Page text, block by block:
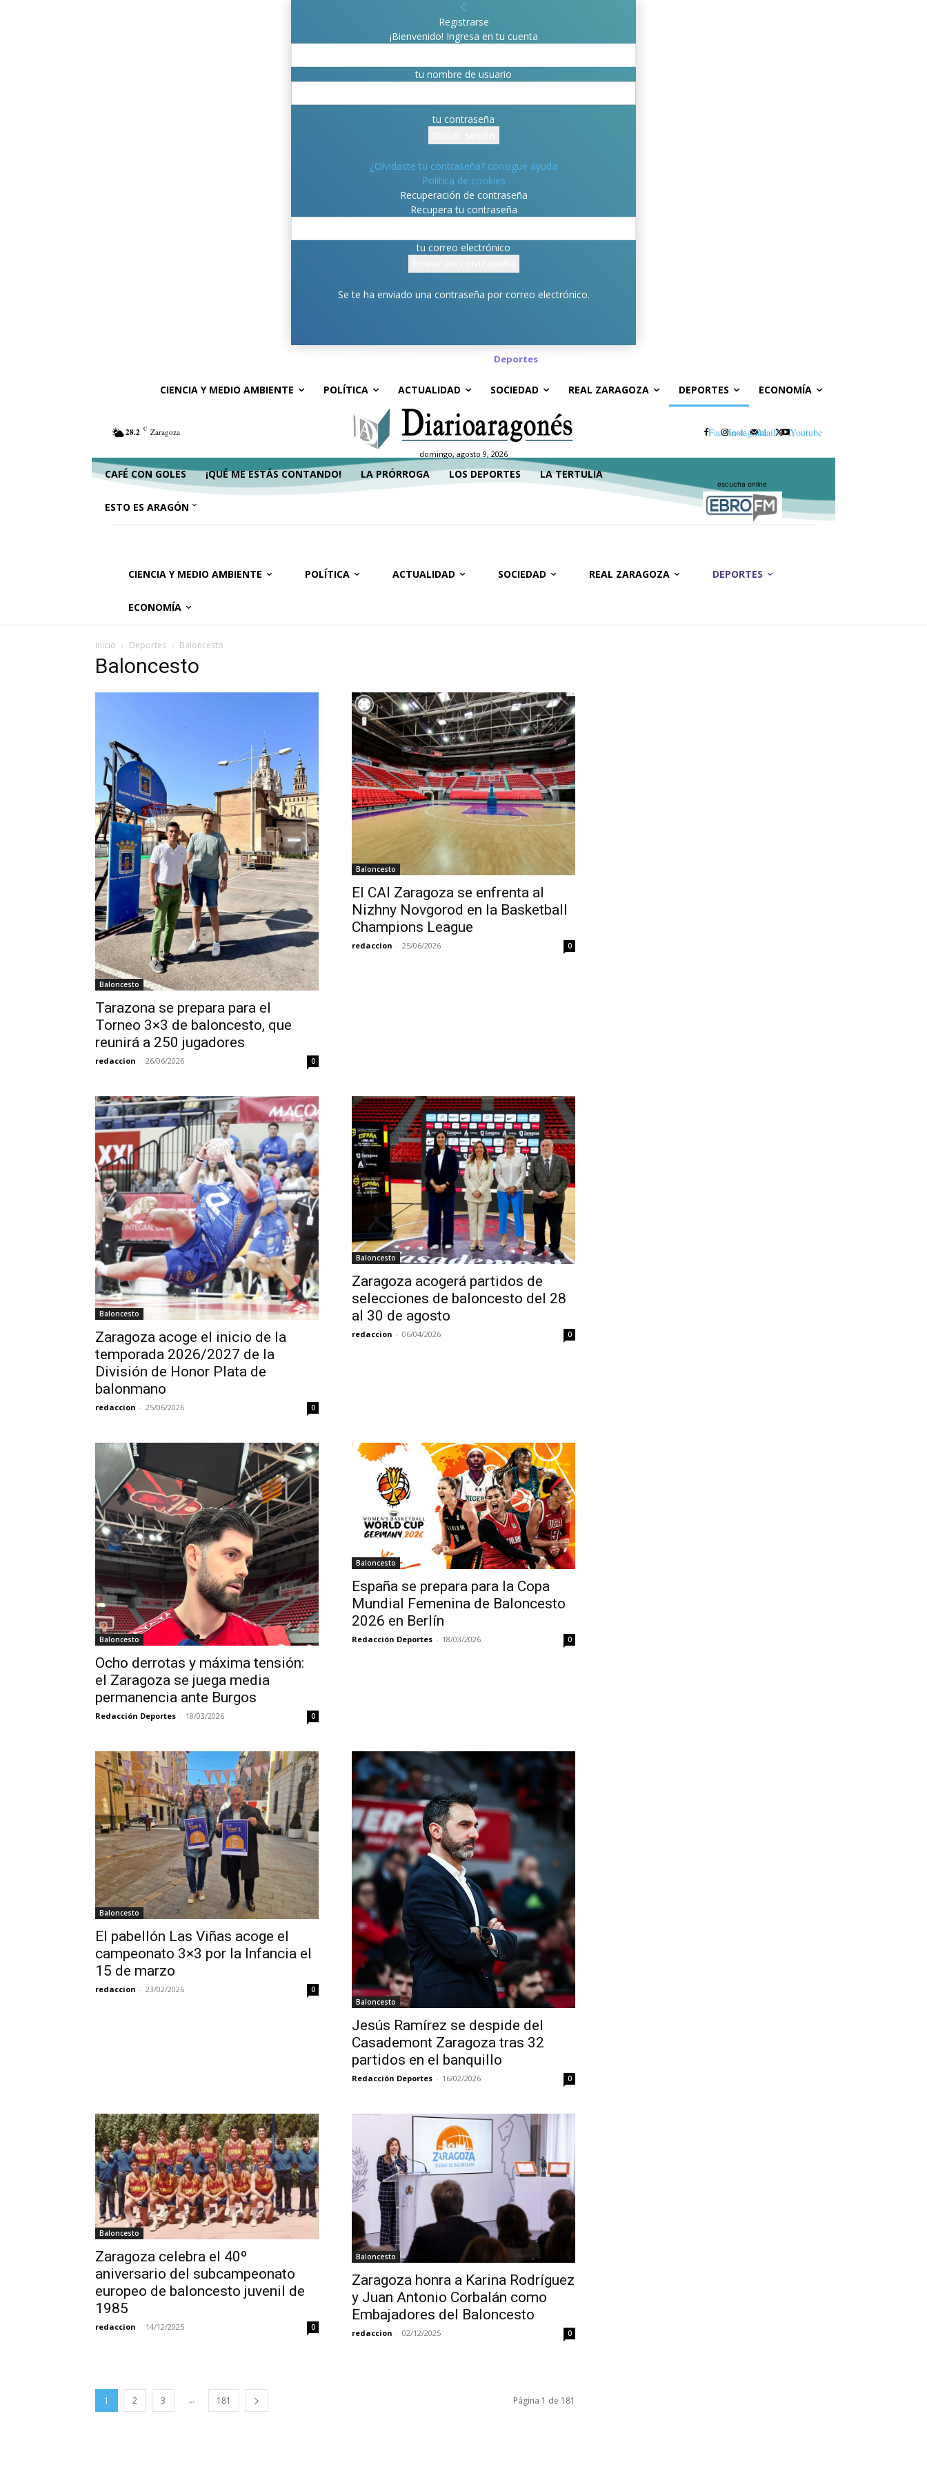
Registrarse
¡Bienvenido! Ingresa en tu cuenta
tu nombre de usuario
tu contraseña
¿Olvidaste tu contraseña? consigue ayuda
Política de cookies
Recuperación de contraseña
Recupera tu contraseña
tu correo electrónico
Se te ha enviado una contraseña por correo electrónico.
Deportes
CIENCIA Y MEDIO AMBIENTE POLÍTICA ACTUALIDAD SOCIEDAD REAL ZARAGOZA DEPORTES ECONOMÍA
28.2 C Zaragoza
domingo, agosto 9, 2026
FacebookInstagramMail XYoutube
CAFÉ CON GOLES ¡QUÉ ME ESTÁS CONTANDO! LA PRÓRROGA LOS DEPORTES LA TERTULIA
ESTO ES ARAGÓN
escucha online
CIENCIA Y MEDIO AMBIENTE POLÍTICA ACTUALIDAD SOCIEDAD REAL ZARAGOZA DEPORTES
ECONOMÍA
Inicio Deportes Baloncesto
Baloncesto
Baloncesto
Tarazona se prepara para el
Torneo 3×3 de baloncesto, que
reunirá a 250 jugadores
redaccion - 26/06/2026 0
Baloncesto
El CAI Zaragoza se enfrenta al
Nizhny Novgorod en la Basketball
Champions League
redaccion - 25/06/2026 0
Baloncesto
Zaragoza acoge el inicio de la
temporada 2026/2027 de la
División de Honor Plata de
balonmano
redaccion - 25/06/2026 0
Baloncesto
Zaragoza acogerá partidos de
selecciones de baloncesto del 28
al 30 de agosto
redaccion - 06/04/2026 0
Baloncesto
Ocho derrotas y máxima tensión:
el Zaragoza se juega media
permanencia ante Burgos
Redacción Deportes - 18/03/2026 0
Baloncesto
España se prepara para la Copa
Mundial Femenina de Baloncesto
2026 en Berlín
Redacción Deportes - 18/03/2026 0
Baloncesto
El pabellón Las Viñas acoge el
campeonato 3×3 por la Infancia el
15 de marzo
redaccion - 23/02/2026
0
Baloncesto
Jesús Ramírez se despide del
Casademont Zaragoza tras 32
partidos en el banquillo
Redacción Deportes - 16/02/2026 0
Baloncesto
Zaragoza celebra el 40º
aniversario del subcampeonato
europeo de baloncesto juvenil de
1985
redaccion - 14/12/2025 0
Baloncesto
Zaragoza honra a Karina Rodríguez
y Juan Antonio Corbalán como
Embajadores del Baloncesto
redaccion - 02/12/2025 0
1 2 3 ... 181 Página 1 de 181